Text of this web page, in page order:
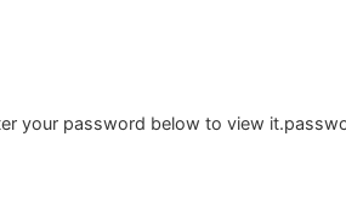
your password below to view